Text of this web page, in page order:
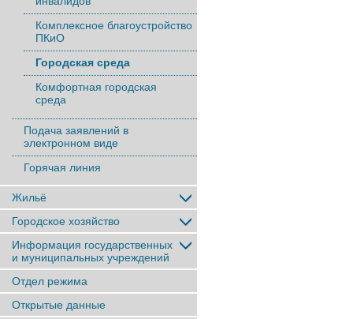
Комплексное благоустройство
ПКиО
Городская среда
Комфортная городская
среда
Подача заявлений в
электронном виде
Горячая линия
Жильё
Городское хозяйство
Информация государственных
и муниципальных учреждений
Отдел режима
Открытые данные